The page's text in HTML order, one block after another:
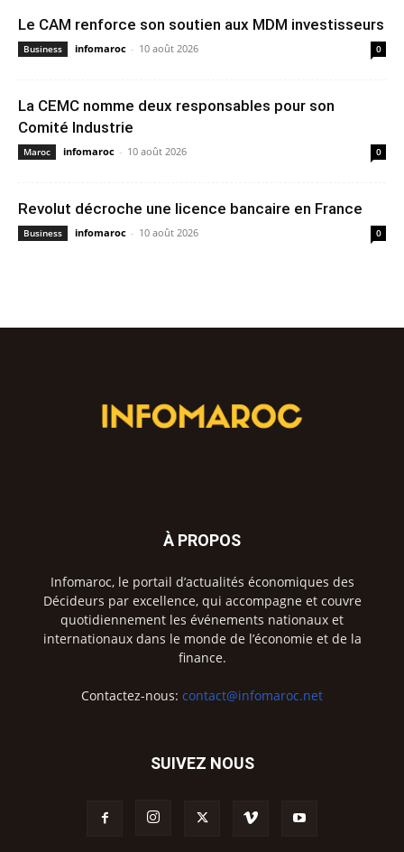
Le CAM renforce son soutien aux MDM investisseurs
Business infomaroc - 10 août 2026 0
La CEMC nomme deux responsables pour son
Comité Industrie
Maroc infomaroc - 10 août 2026 0
Revolut décroche une licence bancaire en France
Business infomaroc - 10 août 2026 0
À PROPOS
Infomaroc, le portail d’actualités économiques des
Décideurs par excellence, qui accompagne et couvre
quotidiennement les événements nationaux et
internationaux dans le monde de l’économie et de la
finance.
Contactez-nous: contact@infomaroc.net
SUIVEZ NOUS